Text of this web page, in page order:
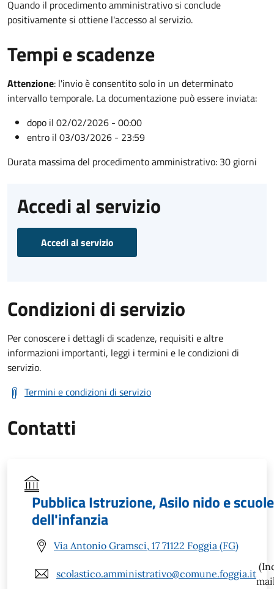
Quando il procedimento amministrativo si conclude
positivamente si ottiene l'accesso al servizio.
Tempi e scadenze
Attenzione: l'invio è consentito solo in un determinato
intervallo temporale. La documentazione può essere inviata:
dopo il 02/02/2026 - 00:00
entro il 03/03/2026 - 23:59
Durata massima del procedimento amministrativo: 30 giorni
Accedi al servizio
Accedi al servizio
Condizioni di servizio
Per conoscere i dettagli di scadenze, requisiti e altre
informazioni importanti, leggi i termini e le condizioni di
servizio.
Termini e condizioni di servizio
Contatti
Pubblica Istruzione, Asilo nido e scuole
dell'infanzia
Via Antonio Gramsci, 17 71122 Foggia (FG)
scolastico.amministrativo@comune.foggia.it